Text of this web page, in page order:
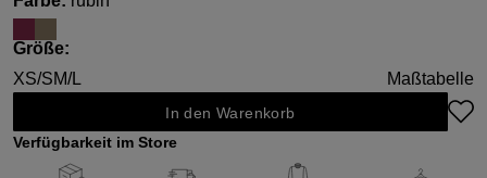
Größeauswählen
:
XS/SM/L Maßtabelle
In den Warenkorb
Verfügbarkeit im Store